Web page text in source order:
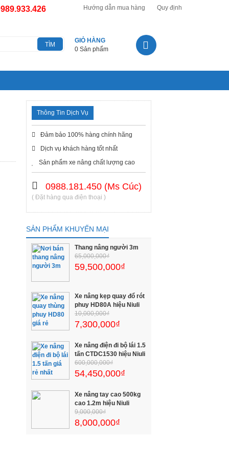
Hướng dẫn mua hàng Quy định
GIỎ HÀNG
0 Sản phẩm
Thông Tin Dịch Vụ
Đảm bảo 100% hàng chính hãng
Dịch vụ khách hàng tốt nhất
Sản phẩm xe nâng chất lượng cao
0988.181.450 (Ms Cúc)
( Đặt hàng qua điện thoại )
SẢN PHẨM KHUYẾN MẠI
Thang nâng người 3m
65,000,000₫
59,500,000₫
Xe nâng kẹp quay đổ rót
phuy HD80A hiệu Niuli
10,000,000₫
7,300,000₫
Xe nâng điện đi bộ lái 1.5
tấn CTDC1530 hiệu Niuli
600,000,000₫
54,450,000₫
Xe nâng tay cao 500kg
cao 1.2m hiệu Niuli
9,000,000₫
8,000,000₫